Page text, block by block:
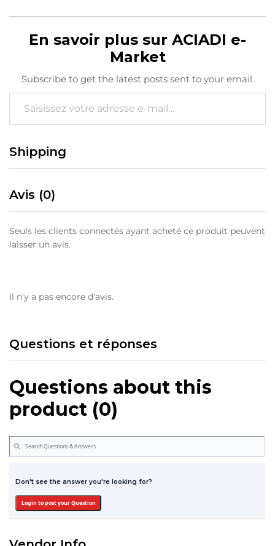
En savoir plus sur ACIADI e-
Market
Subscribe to get the latest posts sent to your email.
Saisissez votre adresse e-mail…
Shipping
Avis (0)
Seuls les clients connectés ayant acheté ce produit peuvent
laisser un avis.
Il n'y a pas encore d'avis.
Questions et réponses
Questions about this
product (0)
Don't see the answer you're looking for?
Login to post your Question